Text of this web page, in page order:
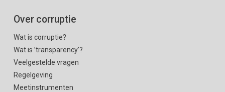
Over corruptie
Wat is corruptie?
Wat is ’transparency’?
Veelgestelde vragen
Regelgeving
Meetinstrumenten